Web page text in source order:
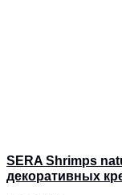
SERA Shrimps
декоративных